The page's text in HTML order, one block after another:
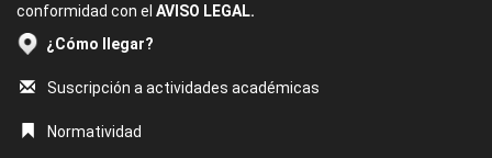
conformidad con el AVISO LEGAL.
¿Cómo llegar?
Suscripción a actividades académicas
Normatividad